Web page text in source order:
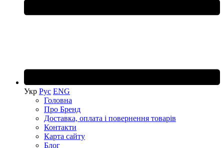
Укр Рус ENG
Головна
Про Бренд
Доставка, оплата і повернення товарів
Контакти
Карта сайту
Блог